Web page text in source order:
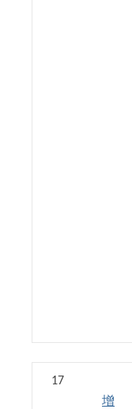
17
增